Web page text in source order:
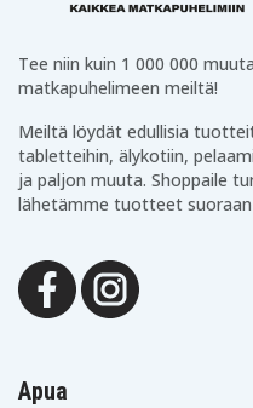
Tee niin kuin 1 000 000
matkapuhelimeen meiltä!
Meiltä löydät edullisia
tabletteihin, älykotiin,
ja paljon muuta. Shoppaile
lähetämme tuotteet
Apua